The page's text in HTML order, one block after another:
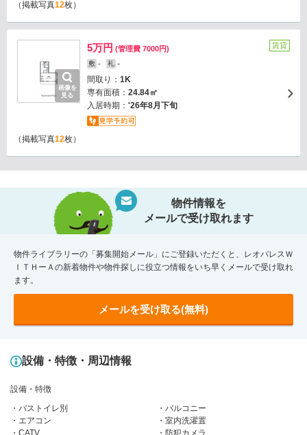
（掲載写真12枚）
画像を
見る
5万円 (管理費 7000円)
敷 - 礼 -
間取り： 1K
専有面積： 24.84㎡
入居時期： '26年8月下旬
賃貸
（掲載写真12枚）
物件情報を
メールで受け取れます
物件ライブラリーの「募集開始メール」にご登録いただくと、レオパレスＷ
ＩＴＨーＡの新着物件や物件探しに役立つ情報をいち早くメールで受け取れ
ます。
メールを受け取る(無料)
設備・特徴・周辺情報
設備・特徴
バストイレ別
バルコニー
エアコン
室内洗濯置
CATV
防犯カメラ